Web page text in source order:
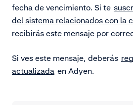
fecha de vencimiento. Si te
del sistema relacionados con la
recibirás este mensaje por
Si ves este mensaje, deberás
actualizada en Adyen.